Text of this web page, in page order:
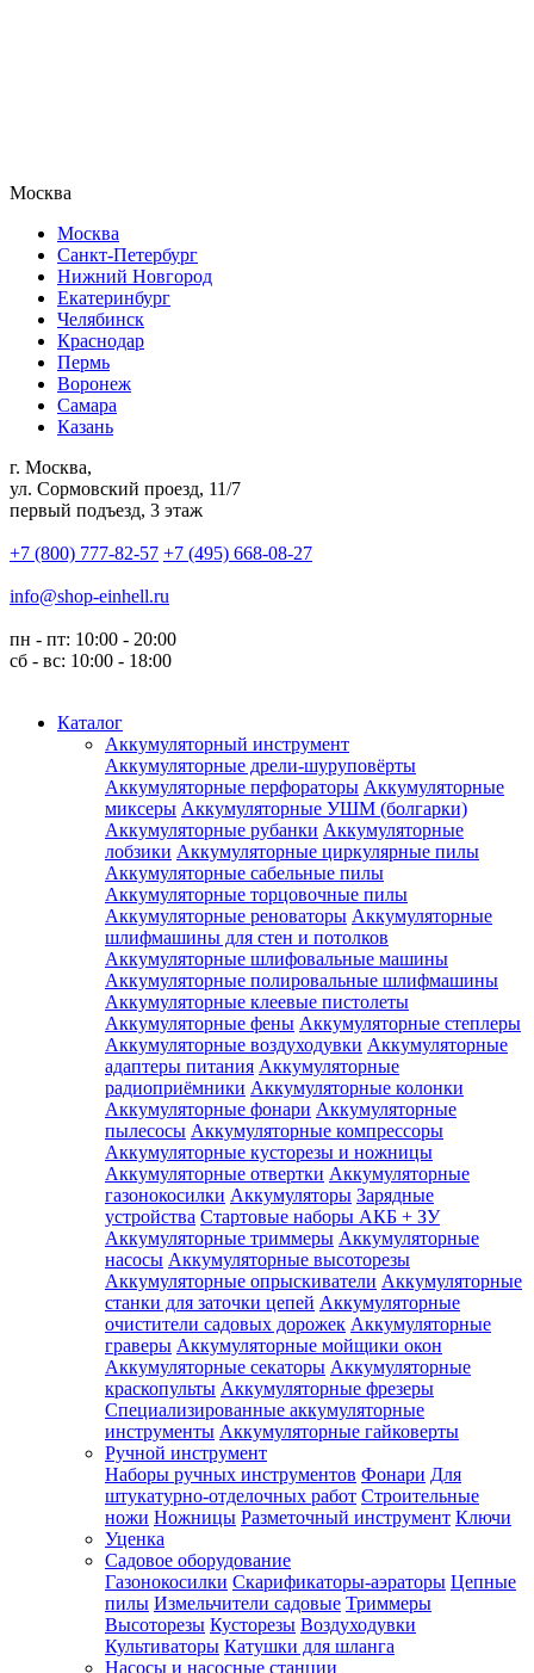
Москва
Москва
Санкт-Петербург
Нижний Новгород
Екатеринбург
Челябинск
Краснодар
Пермь
Воронеж
Самара
Казань
г. Москва,
ул. Сормовский проезд, 11/7
первый подъезд, 3 этаж
+7 (800) 777-82-57 +7 (495) 668-08-27
info@shop-einhell.ru
пн - пт: 10:00 - 20:00
сб - вс: 10:00 - 18:00
Каталог
Аккумуляторный инструмент
Аккумуляторные дрели-шуруповёрты
Аккумуляторные перфораторы Аккумуляторные
миксеры Аккумуляторные УШМ (болгарки)
Аккумуляторные рубанки Аккумуляторные
лобзики Аккумуляторные циркулярные пилы
Аккумуляторные сабельные пилы
Аккумуляторные торцовочные пилы
Аккумуляторные реноваторы Аккумуляторные
шлифмашины для стен и потолков
Аккумуляторные шлифовальные машины
Аккумуляторные полировальные шлифмашины
Аккумуляторные клеевые пистолеты
Аккумуляторные фены Аккумуляторные степлеры
Аккумуляторные воздуходувки Аккумуляторные
адаптеры питания Аккумуляторные
радиоприёмники Аккумуляторные колонки
Аккумуляторные фонари Аккумуляторные
пылесосы Аккумуляторные компрессоры
Аккумуляторные кусторезы и ножницы
Аккумуляторные отвертки Аккумуляторные
газонокосилки Аккумуляторы Зарядные
устройства Стартовые наборы АКБ + ЗУ
Аккумуляторные триммеры Аккумуляторные
насосы Аккумуляторные высоторезы
Аккумуляторные опрыскиватели Аккумуляторные
станки для заточки цепей Аккумуляторные
очистители садовых дорожек Аккумуляторные
граверы Аккумуляторные мойщики окон
Аккумуляторные секаторы Аккумуляторные
краскопульты Аккумуляторные фрезеры
Специализированные аккумуляторные
инструменты Аккумуляторные гайковерты
Ручной инструмент
Наборы ручных инструментов Фонари Для
штукатурно-отделочных работ Строительные
ножи Ножницы Разметочный инструмент Ключи
Уценка
Садовое оборудование
Газонокосилки Скарификаторы-аэраторы Цепные
пилы Измельчители садовые Триммеры
Высоторезы Кусторезы Воздуходувки
Культиваторы Катушки для шланга
Насосы и насосные станции